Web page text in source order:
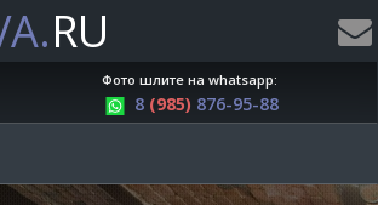
RU
Фото шлите на whatsapp:
8 (985) 876-95-88